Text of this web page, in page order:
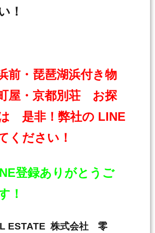
！
前・琵琶湖浜付き物
屋・京都別荘 お探
是非！弊社の LINE
ください！
登録ありがとうご
！
ESTATE 株式会社 零